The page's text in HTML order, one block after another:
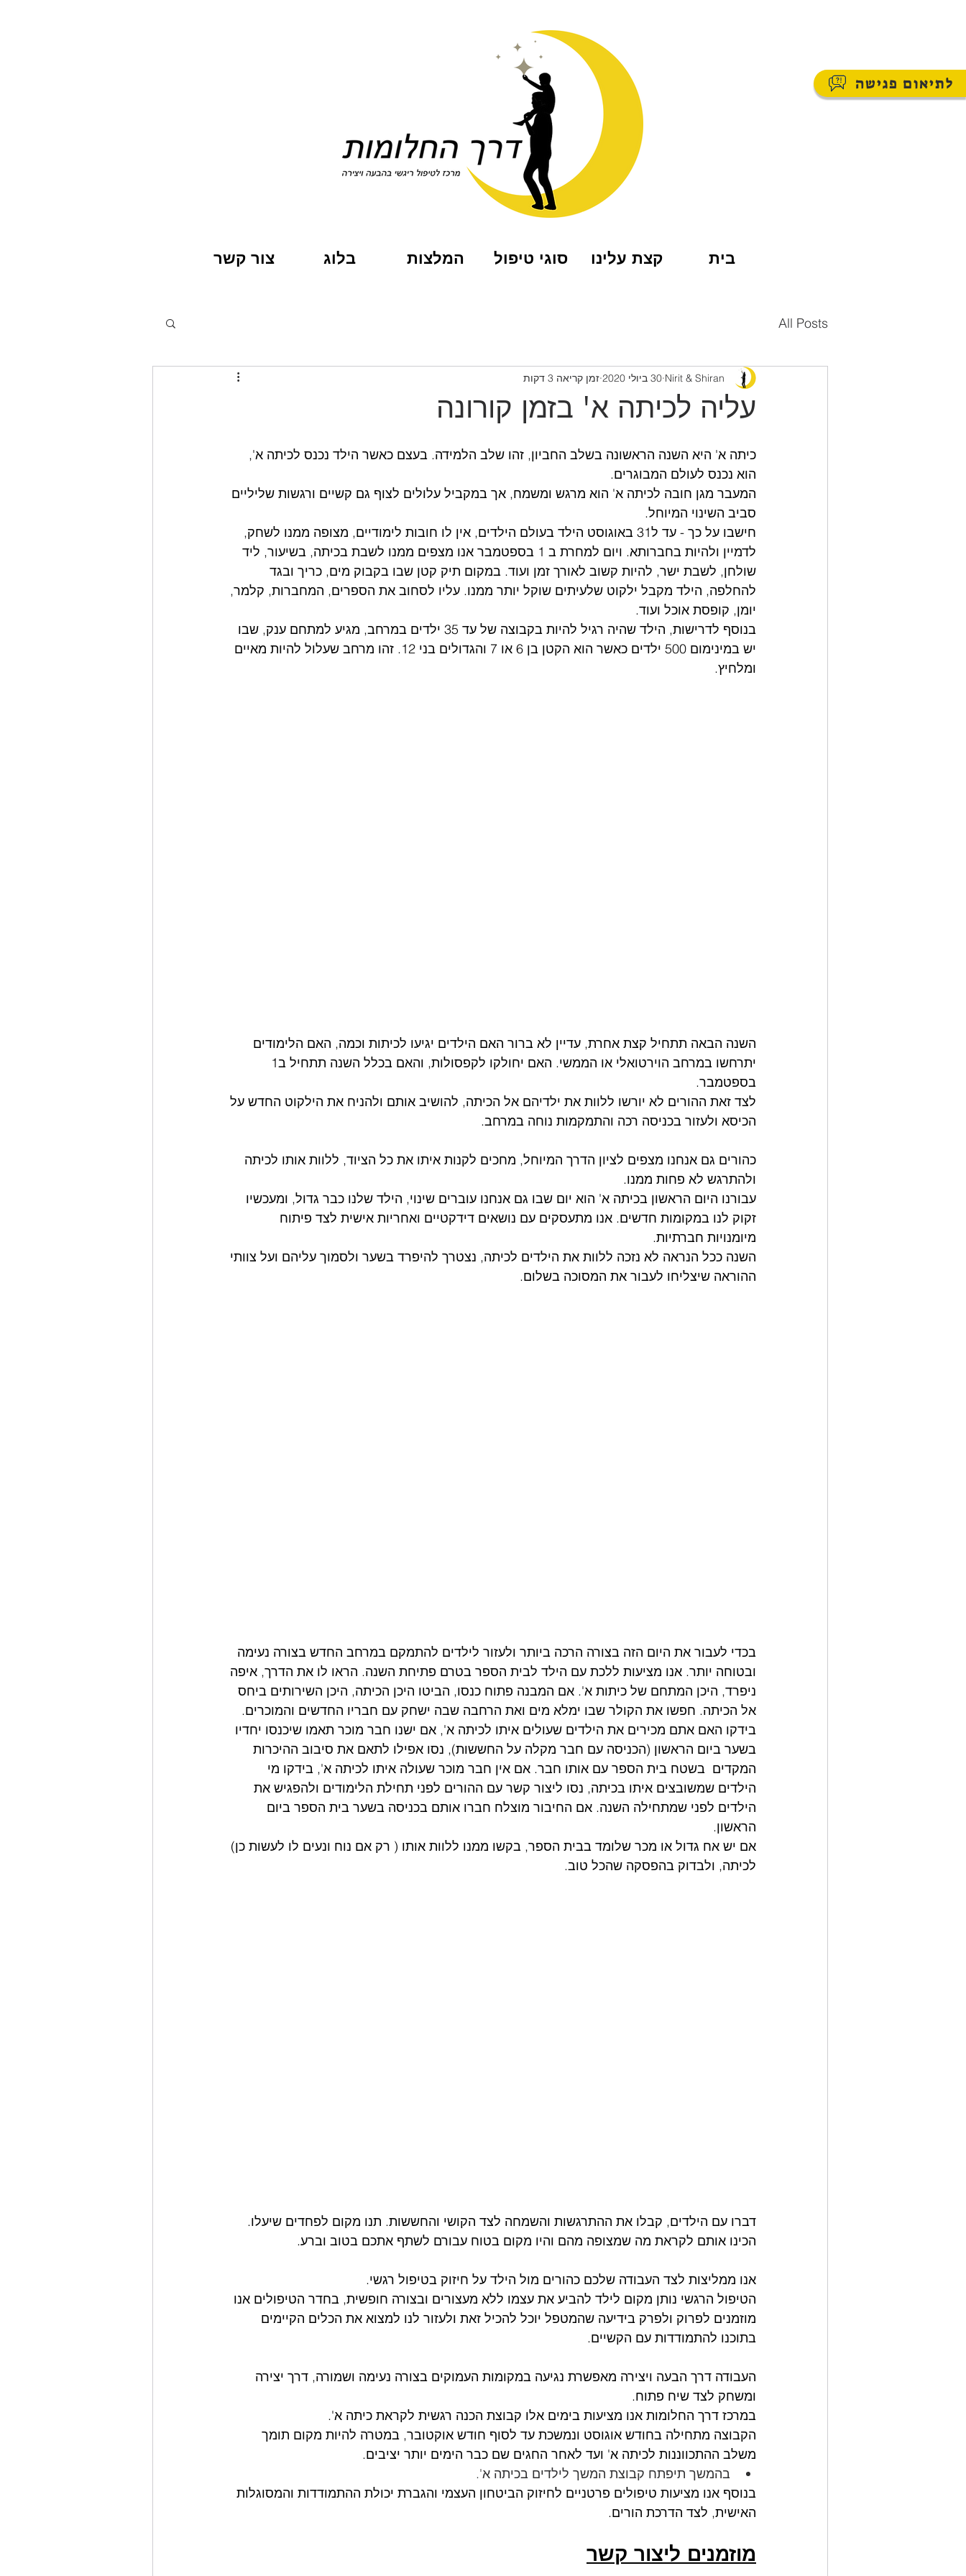
לתיאום פגישה
צור קשר בלוג המלצות סוגי טיפול קצת עלינו בית
All Posts
עליה לכיתה א' בזמן קורונה
Nirit & Shiran 30 ביולי 2020 זמן קריאה 3 דקות
כיתה א' היא השנה הראשונה בשלב החביון, זהו שלב הלמידה. בעצם כאשר הילד נכנס לכיתה א',
הוא נכנס לעולם המבוגרים.
המעבר מגן חובה לכיתה א' הוא מרגש ומשמח, אך במקביל עלולים לצוף גם קשיים ורגשות שליליים
סביב השינוי המיוחל.
חישבו על כך - עד ל31 באוגוסט הילד בעולם הילדים, אין לו חובות לימודיים, מצופה ממנו לשחק,
לדמיין ולהיות בחברותא. ויום למחרת ב 1 בספטמבר אנו מצפים ממנו לשבת בכיתה, בשיעור, ליד
שולחן, לשבת ישר, להיות קשוב לאורך זמן ועוד. במקום תיק קטן שבו בקבוק מים, כריך ובגד
להחלפה, הילד מקבל ילקוט שלעיתים שוקל יותר ממנו. עליו לסחוב את הספרים, המחברות, קלמר,
יומן, קופסת אוכל ועוד.
בנוסף לדרישות, הילד שהיה רגיל להיות בקבוצה של עד 35 ילדים במרחב, מגיע למתחם ענק, שבו
יש במינימום 500 ילדים כאשר הוא הקטן בן 6 או 7 והגדולים בני 12. זהו מרחב שעלול להיות מאיים
ומלחיץ.
השנה הבאה תתחיל קצת אחרת, עדיין לא ברור האם הילדים יגיעו לכיתות וכמה, האם הלימודים
בספטמבר.
לצד זאת ההורים לא יורשו ללוות את ילדיהם אל הכיתה, להושיב אותם ולהניח את הילקוט החדש על
הכיסא ולעזור בכניסה רכה והתמקמות נוחה במרחב.
כהורים גם אנחנו מצפים לציון הדרך המיוחל, מחכים לקנות איתו את כל הציוד, ללוות אותו לכיתה
ולהתרגש לא פחות ממנו.
עבורנו היום הראשון בכיתה א' הוא יום שבו גם אנחנו עוברים שינוי, הילד שלנו כבר גדול, ומעכשיו
זקוק לנו במקומות חדשים. אנו מתעסקים עם נושאים דידקטיים ואחריות אישית לצד פיתוח
מיומנויות חברתיות.
השנה ככל הנראה לא נזכה ללוות את הילדים לכיתה, נצטרך להיפרד בשער ולסמוך עליהם ועל צוותי
ההוראה שיצליחו לעבור את המסוכה בשלום.
בכדי לעבור את היום הזה בצורה הרכה ביותר ולעזור לילדים להתמקם במרחב החדש בצורה נעימה
ובטוחה יותר. אנו מציעות ללכת עם הילד לבית הספר בטרם פתיחת השנה. הראו לו את הדרך, איפה
ניפרד, היכן המתחם של כיתות א'. אם המבנה פתוח כנסו, הביטו היכן הכיתה, היכן השירותים ביחס
אל הכיתה. חפשו את הקולר שבו ימלא מים ואת הרחבה שבה ישחק עם חבריו החדשים והמוכרים.
בידקו האם אתם מכירים את הילדים שעולים איתו לכיתה א', אם ישנו חבר מוכר תאמו שיכנסו יחדיו
בשער ביום הראשון (הכניסה עם חבר מקלה על החששות), נסו אפילו לתאם את סיבוב ההיכרות
המקדים  בשטח בית הספר עם אותו חבר. אם אין חבר מוכר שעולה איתו לכיתה א', בידקו מי
הילדים שמשובצים איתו בכיתה, נסו ליצור קשר עם ההורים לפני תחילת הלימודים ולהפגיש את
הילדים לפני שמתחילה השנה. אם החיבור מוצלח חברו אותם בכניסה בשער בית הספר ביום
הראשון.
אם יש אח גדול או מכר שלומד בבית הספר, בקשו ממנו ללוות אותו ( רק אם נוח ונעים לו לעשות כן)
לכיתה, ולבדוק בהפסקה שהכל טוב.
דברו עם הילדים, קבלו את ההתרגשות והשמחה לצד הקושי והחששות. תנו מקום לפחדים שיעלו.
הכינו אותם לקראת מה שמצופה מהם והיו מקום בטוח עבורם לשתף אתכם בטוב וברע.
אנו ממליצות לצד העבודה שלכם כהורים מול הילד על חיזוק בטיפול רגשי.
הטיפול הרגשי נותן מקום לילד להביע את עצמו ללא מעצורים ובצורה חופשית, בחדר הטיפולים אנו
מוזמנים לפרוק ולפרק בידיעה שהמטפל יוכל להכיל זאת ולעזור לנו למצוא את הכלים הקיימים
בתוכנו להתמודדות עם הקשיים.
העבודה דרך הבעה ויצירה מאפשרת נגיעה במקומות העמוקים בצורה נעימה ושמורה, דרך יצירה
ומשחק לצד שיח פתוח.
במרכז דרך החלומות אנו מציעות בימים אלו קבוצת הכנה רגשית לקראת כיתה א'.
הקבוצה מתחילה בחודש אוגוסט ונמשכת עד לסוף חודש אוקטובר, במטרה להיות מקום תומך
משלב ההתכווננות לכיתה א' ועד לאחר החגים שם כבר הימים יותר יציבים.
בהמשך תיפתח קבוצת המשך לילדים בכיתה א'.
בנוסף אנו מציעות טיפולים פרטניים לחיזוק הביטחון העצמי והגברת יכולת ההתמודדות והמסוגלות
האישית, לצד הדרכת הורים.
מוזמנים ליצור קשר